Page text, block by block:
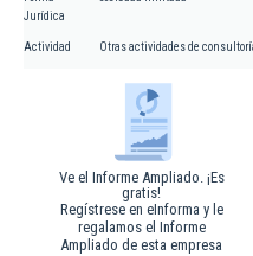
Jurídica
Actividad Otras actividades de
Ve el Informe Ampliado. ¡Es
gratis!
Regístrese en eInforma y le
regalamos el Informe
Ampliado de esta empresa